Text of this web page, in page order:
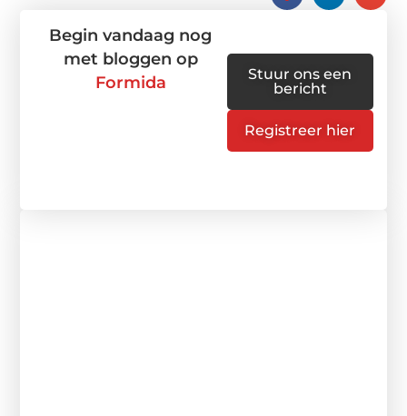
Begin vandaag nog
met bloggen op
Formida
Stuur ons een
bericht
Registreer hier